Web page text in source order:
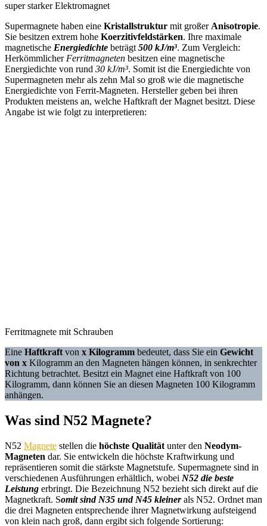
super starker Elektromagnet
Supermagnete haben eine Kristallstruktur mit großer Anisotropie.
Sie besitzen extrem hohe Koerzitivfeldstärken. Ihre maximale
magnetische Energiedichte beträgt 500 kJ/m³. Zum Vergleich:
Herkömmlicher Ferritmagneten besitzen eine magnetische
Energiedichte von rund 30 kJ/m³. Somit ist die Energiedichte von
Supermagneten mehr als zehn Mal so groß wie die magnetische
Energiedichte von Ferrit-Magneten. Hersteller geben bei ihren
Produkten meistens an, welche Haftkraft der Magnet besitzt. Diese
Angabe ist wie folgt zu interpretieren:
Ferritmagnete mit Schrauben
Eine Haftkraft von x Kilogramm bedeutet, dass Sie ein Gewicht
von x Kilogramm an den Magneten hängen können, in senkrechter
Richtung betrachtet. Besitzt ein Magnet eine Haftkraft von 100
Kilogramm, dann können Sie an diesen Magneten 100 Kilogramm
anhängen.
Was sind N52 Magnete?
N52 Magnete stellen die höchste Qualität unter den Neodym-
Magneten dar. Sie entwickeln die höchste Kraftwirkung und
repräsentieren somit die stärkste Magnetstufe. Supermagnete sind in
verschiedenen Ausführungen erhältlich, wobei N52 die beste
Leistung erbringt. Die Bezeichnung N52 bezieht sich direkt auf die
Magnetkraft. Somit sind N35 und N45 kleinerals N52. Ordnet man
die drei Magneten entsprechende ihrer Magnetwirkung aufsteigend
von klein nach groß, dann ergibt sich folgende Sortierung: